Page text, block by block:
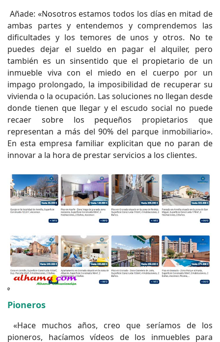
Añade: «Nosotros estamos todos los días en mitad de
ambas partes y entendemos y comprendemos las
dificultades y los temores de unos y otros. No te
puedes dejar el sueldo en pagar el alquiler, pero
también es un sinsentido que el propietario de un
inmueble viva con el miedo en el cuerpo por un
impago prolongado, la imposibilidad de recuperar su
vivienda o la ocupación. Las soluciones no llegan desde
donde tienen que llegar y el escudo social no puede
recaer sobre los pequeños propietarios que
representan a más del 90% del parque inmobiliario».
En esta empresa familiar explicitan que no paran de
innovar a la hora de prestar servicios a los clientes.
Pioneros
«Hace muchos años, creo que seríamos de los
pioneros, hacíamos vídeos de los inmuebles para